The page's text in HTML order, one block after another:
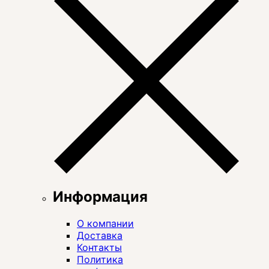
Информация
О компании
Доставка
Контакты
Политика